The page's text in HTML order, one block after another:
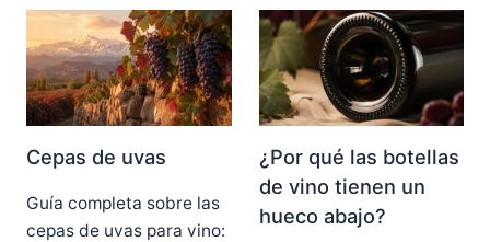
Cepas de uvas
Guía completa sobre las
cepas de uvas para vino:
¿Por qué las botellas
de vino tienen un
hueco abajo?